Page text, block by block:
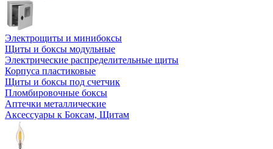
Электрощиты и минибоксы
Щиты и боксы модульные
Электрические распределительные щиты
Корпуса пластиковые
Щиты и боксы под счетчик
Пломбировочные боксы
Аптечки металлические
Аксессуары к Боксам, Щитам